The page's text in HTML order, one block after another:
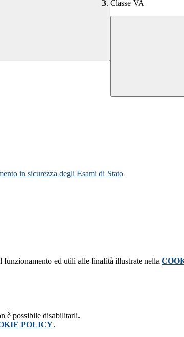
Classe VA
in sicurezza degli Esami di Stato
funzionamento ed utili alle finalità illustrate nella
è possibile disabilitarli.
POLICY.